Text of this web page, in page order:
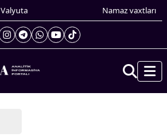
Valyuta Namaz vaxtları